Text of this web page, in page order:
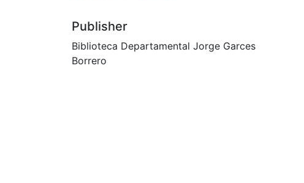
Publisher
Biblioteca Departamental Jorge Garces
Borrero